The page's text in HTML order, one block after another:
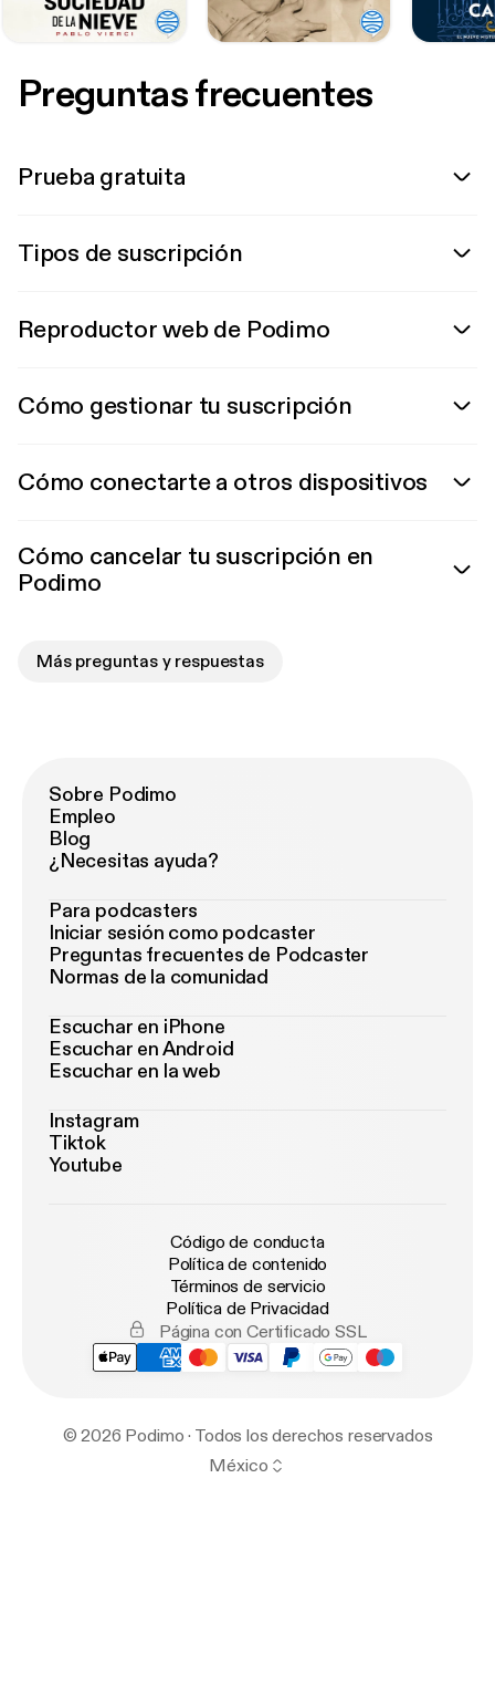
Preguntas frecuentes
Prueba gratuita
Tipos de suscripción
Reproductor web de Podimo
Cómo gestionar tu suscripción
Cómo conectarte a otros dispositivos
Cómo cancelar tu suscripción en
Podimo
Más preguntas y respuestas
Sobre Podimo
Empleo
Blog
¿Necesitas ayuda?
Para podcasters
Iniciar sesión como podcaster
Preguntas frecuentes de Podcaster
Normas de la comunidad
Escuchar en iPhone
Escuchar en Android
Escuchar en la web
Instagram
Tiktok
Youtube
Código de conducta
Política de contenido
Términos de servicio
Política de Privacidad
Página con Certificado SSL
© 2026 Podimo · Todos los derechos reservados
México